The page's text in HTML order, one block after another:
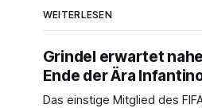
WEITERLESEN
Grindel erwartet
Ende der Ära
Das einstige Mitglied des